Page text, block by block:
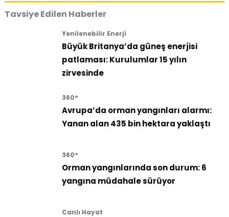
Tavsiye Edilen Haberler
Yenilenebilir Enerji
Büyük Britanya’da güneş enerjisi
patlaması: Kurulumlar 15 yılın
zirvesinde
360°
Avrupa’da orman yangınları alarmı:
Yanan alan 435 bin hektara yaklaştı
360°
Orman yangınlarında son durum: 6
yangına müdahale sürüyor
Canlı Hayat